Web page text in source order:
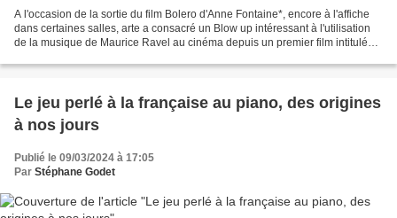
A l'occasion de la sortie du film Bolero d'Anne Fontaine*, encore à l'affiche
dans certaines salles, arte a consacré un Blow up intéressant à l'utilisation
de la musique de Maurice Ravel au cinéma depuis un premier film intitulé
Le jeu perlé à la française au piano, des origines
à nos jours
Publié le 09/03/2024 à 17:05
Par Stéphane Godet